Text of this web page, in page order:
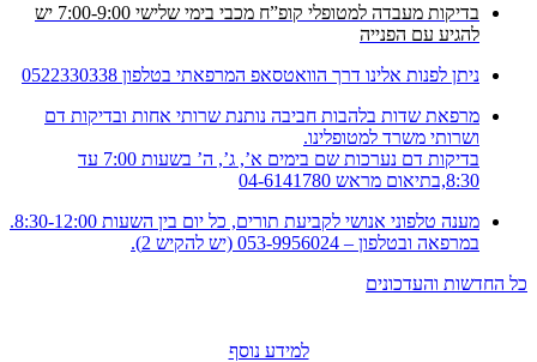
בדיקות מעבדה למטופלי קופ”ח מכבי בימי שלישי 7:00-9:00 יש
להגיע עם הפנייה
ניתן לפנות אלינו דרך הוואטסאפ המרפאתי בטלפון 0522330338
מרפאת שדות בלהבות חביבה נותנת שרותי אחות ובדיקות דם
ושרותי משרד למטופלינו.
בדיקות דם נערכות שם בימים א’, ג’, ה’ בשעות 7:00 עד
8:30,בתיאום מראש 04-6141780
מענה טלפוני אנושי לקביעת תורים, כל יום בין השעות 8:30-12:00.
במרפאה ובטלפון – 053-9956024 (יש להקיש 2).
כל החדשות והעדכונים
למידע נוסף